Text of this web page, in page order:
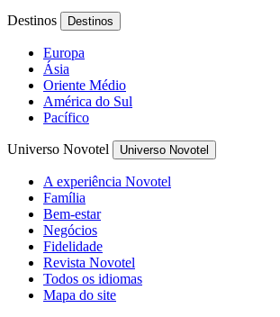
Destinos Destinos
Europa
Ásia
Oriente Médio
América do Sul
Pacífico
Universo Novotel Universo Novotel
A experiência Novotel
Família
Bem-estar
Negócios
Fidelidade
Revista Novotel
Todos os idiomas
Mapa do site